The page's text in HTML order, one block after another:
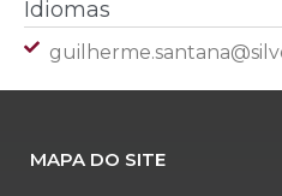
Idiomas
MAPA DO SITE